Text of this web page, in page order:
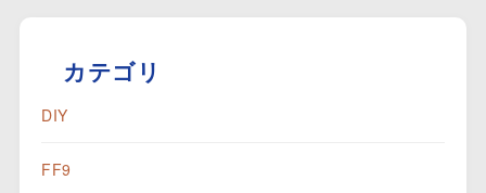
カテゴリ
DIY
FF9